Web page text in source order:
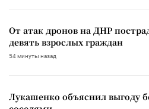
От атак дронов на ДНР
девять взрослых граждан
54 минуты назад
Лукашенко объяснил выгоду